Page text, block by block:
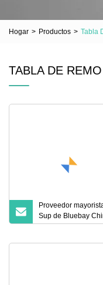
Hogar > Productos > Tabla
TABLA DE
Proveedor
Sup de Bluebay
tabla de remo con